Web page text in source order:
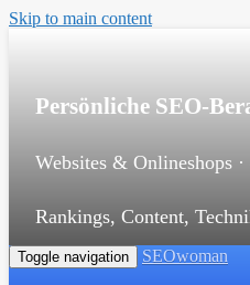
Skip to main content
Persönliche SEO-
Websites & Onlineshops
Rankings, Content,
Toggle navigation SEOwoman